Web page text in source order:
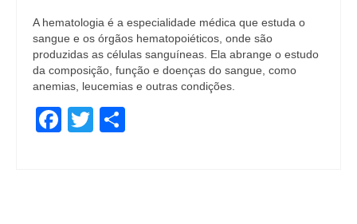
A hematologia é a especialidade médica que estuda o
sangue e os órgãos hematopoiéticos, onde são
produzidas as células sanguíneas. Ela abrange o estudo
da composição, função e doenças do sangue, como
anemias, leucemias e outras condições.
Facebook
Twitter